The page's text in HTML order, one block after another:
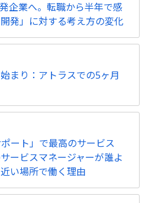
企業へ。転職から半年で感
発」に対する考え方の変化
まり：アトラスでの5ヶ月
ポート」で最高のサービス
ービスマネージャーが誰よ
い場所で働く理由